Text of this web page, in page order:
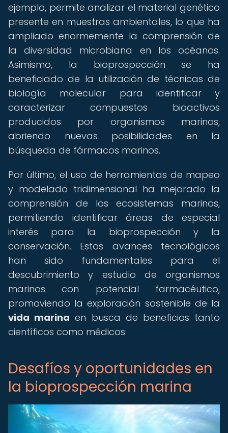
ejemplo, permite analizar el material genético
presente en muestras ambientales, lo que ha
ampliado enormemente la comprensión de
la diversidad microbiana en los océanos.
Asimismo, la bioprospección se ha
beneficiado de la utilización de técnicas de
biología molecular para identificar y
caracterizar compuestos bioactivos
producidos por organismos marinos,
abriendo nuevas posibilidades en la
búsqueda de fármacos marinos.
Por último, el uso de herramientas de mapeo
y modelado tridimensional ha mejorado la
comprensión de los ecosistemas marinos,
permitiendo identificar áreas de especial
interés para la bioprospección y la
conservación. Estos avances tecnológicos
han sido fundamentales para el
descubrimiento y estudio de organismos
marinos con potencial farmacéutico,
promoviendo la exploración sostenible de la
vida marina en busca de beneficios tanto
científicos como médicos.
Desafíos y oportunidades en
la bioprospección marina